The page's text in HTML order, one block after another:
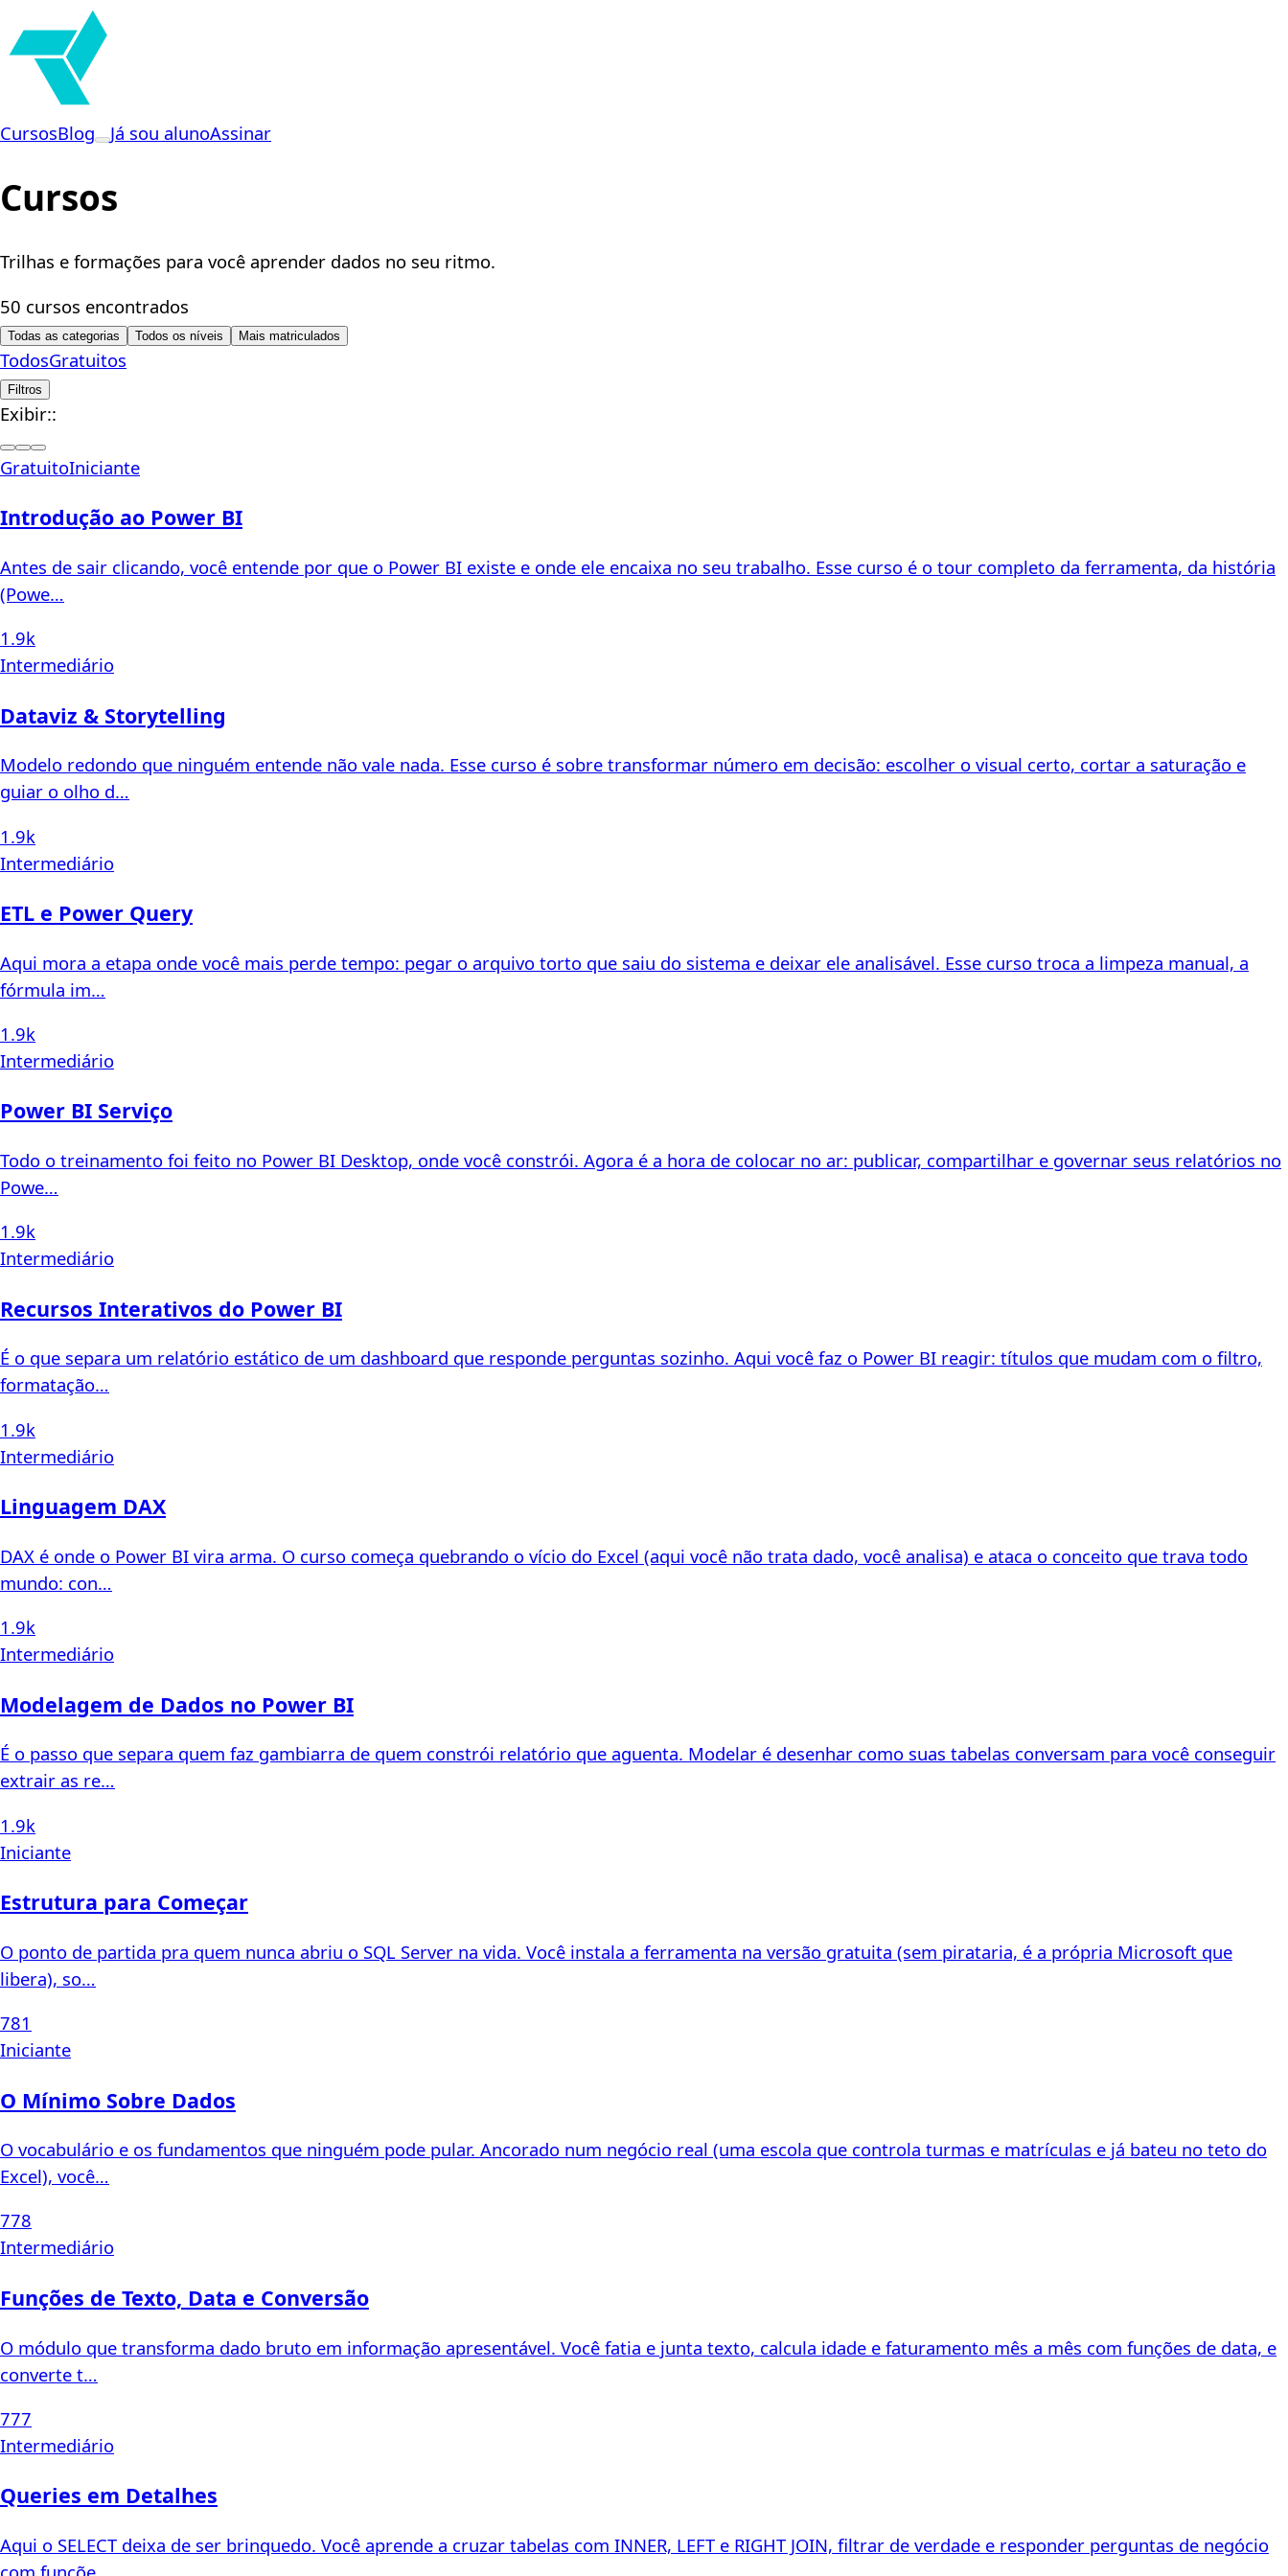
CursosBlog Já sou alunoAssinar
Cursos
Trilhas e formações para você aprender dados no seu ritmo.
50 cursos encontrados
Todas as categorias Todos os níveis Mais matriculados
TodosGratuitos
Filtros
Exibir::
GratuitoIniciante
Introdução ao Power BI
Antes de sair clicando, você entende por que o Power BI existe e onde ele encaixa no seu trabalho. Esse curso é o tour completo da ferramenta, da história
(Powe…
1.9k
Intermediário
Dataviz & Storytelling
Modelo redondo que ninguém entende não vale nada. Esse curso é sobre transformar número em decisão: escolher o visual certo, cortar a saturação e
guiar o olho d…
1.9k
Intermediário
ETL e Power Query
Aqui mora a etapa onde você mais perde tempo: pegar o arquivo torto que saiu do sistema e deixar ele analisável. Esse curso troca a limpeza manual, a
fórmula im…
1.9k
Intermediário
Power BI Serviço
Todo o treinamento foi feito no Power BI Desktop, onde você constrói. Agora é a hora de colocar no ar: publicar, compartilhar e governar seus relatórios no
Powe…
1.9k
Intermediário
Recursos Interativos do Power BI
É o que separa um relatório estático de um dashboard que responde perguntas sozinho. Aqui você faz o Power BI reagir: títulos que mudam com o filtro,
formatação…
1.9k
Intermediário
Linguagem DAX
DAX é onde o Power BI vira arma. O curso começa quebrando o vício do Excel (aqui você não trata dado, você analisa) e ataca o conceito que trava todo
mundo: con…
1.9k
Intermediário
Modelagem de Dados no Power BI
É o passo que separa quem faz gambiarra de quem constrói relatório que aguenta. Modelar é desenhar como suas tabelas conversam para você conseguir
extrair as re…
1.9k
Iniciante
Estrutura para Começar
O ponto de partida pra quem nunca abriu o SQL Server na vida. Você instala a ferramenta na versão gratuita (sem pirataria, é a própria Microsoft que
libera), so…
781
Iniciante
O Mínimo Sobre Dados
O vocabulário e os fundamentos que ninguém pode pular. Ancorado num negócio real (uma escola que controla turmas e matrículas e já bateu no teto do
Excel), você…
778
Intermediário
Funções de Texto, Data e Conversão
O módulo que transforma dado bruto em informação apresentável. Você fatia e junta texto, calcula idade e faturamento mês a mês com funções de data, e
converte t…
777
Intermediário
Queries em Detalhes
Aqui o SELECT deixa de ser brinquedo. Você aprende a cruzar tabelas com INNER, LEFT e RIGHT JOIN, filtrar de verdade e responder perguntas de negócio